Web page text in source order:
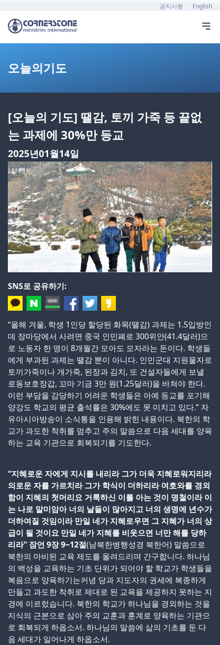
공지사항 English
오늘의기도
[오늘의 기도] 땔감, 토끼 가죽 등 끝없
는 과제에 30%만 등교
2025년01월14일
SNS로 공유하기:
“올해 겨울, 학생 1인당 할당된 화목(땔감) 과제는 1.5입방인
데 장마당에서 사려면 중국 인민폐로 300위안(41.4달러)으
로 노동자 한 명이 8개월간 모아도 모자라는 돈이다. 학생들
에게 부과된 과제는 땔감 뿐이 아니다. 인민군대 지원물자로
토끼가죽이나 개가죽, 된장과 김치, 또 건설자들에게 보낼
로동보호장갑, 꼬마 기금 3만 원(1.25달러)을 바쳐야 한다.
이런 부담을 감당하기 어려운 학생들은 아예 등교를 포기해
양강도 학교의 평균 출석률은 30%에도 못 미치고 있다.” 자
유아시아방송이 소식통을 인용해 밝힌 내용이다. 북한의 학
교가 과도한 착취를 멈추고 주의 말씀으로 다음 세대를 양육
하는 교육 기관으로 회복되기를 기도한다.
“지혜로운 자에게 지시를 내리라 그가 더욱 지혜로워지리라
의로운 자를 가르치라 그가 학식이 더하리라 여호와를 경외
함이 지혜의 첫머리요 거룩하신 이를 아는 것이 명철이라 이
는 나로 말미암아 너의 날들이 많아지고 너의 생명에 년수가
더하여질 것임이라 만일 네가 지혜로우면 그 지혜가 너의 상
급이 될 것이요 만일 네가 지혜를 비웃으면 너만 해를 당하
리라” 잠언 9장 9~12절(남북한병행성경 북한어) 말씀으로
북한의 마비된 교육 제도를 올려드리며 간구합니다. 하나님
의 백성을 교육하는 기초 단위가 되어야 할 학교가 학생들을
복음으로 양육하기는커녕 당과 지도자의 권세에 복종하게
만들고 과도한 착취로 제대로 된 교육을 제공하지 못하는 지
경에 이르렀습니다. 북한의 학교가 하나님을 경외하는 것을
지식의 근본으로 삼아 주의 교훈과 훈계로 양육하는 기관으
로 회복되게 하옵소서. 하나님의 말씀에 삶의 기초를 둔 다
음 세대가 일어나게 하옵소서.